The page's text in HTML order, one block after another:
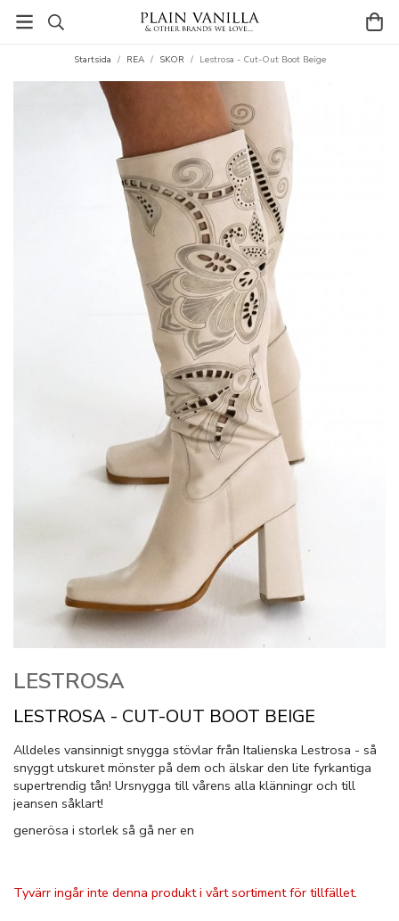
Startsida / REA / SKOR / Lestrosa - Cut-Out Boot Beige
LESTROSA
LESTROSA - CUT-OUT BOOT BEIGE
Alldeles vansinnigt snygga stövlar från Italienska Lestrosa - så
snyggt utskuret mönster på dem och älskar den lite fyrkantiga
supertrendig tån! Ursnygga till vårens alla klänningr och till
jeansen såklart!
generösa i storlek så gå ner en
Tyvärr ingår inte denna produkt i vårt sortiment för tillfället.